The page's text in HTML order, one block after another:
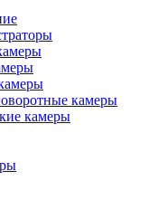
камеры
камеры